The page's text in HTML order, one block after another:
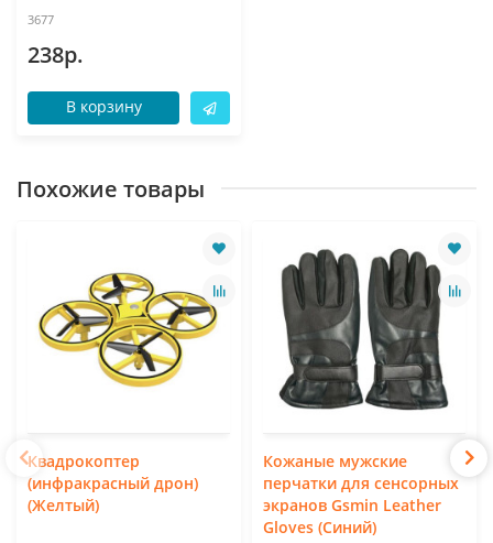
3677
238р.
В корзину
Похожие товары
Квадрокоптер
(инфракрасный дрон)
(Желтый)
Кожаные мужские
перчатки для сенсорных
экранов Gsmin Leather
Gloves (Синий)